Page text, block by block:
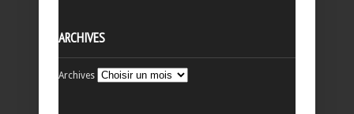
ARCHIVES
Archives